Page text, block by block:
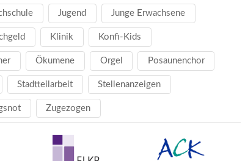
Jugend Junge Erwachsene
Klinik Konfi-Kids
Ökumene Orgel Posaunenchor
Stadtteilarbeit Stellenanzeigen
Zugezogen